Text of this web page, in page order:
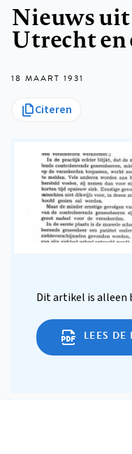
Nieuws uit
Utrecht
18 MAART 1931
Citeren
Dit artikel is alleen
LEES DE